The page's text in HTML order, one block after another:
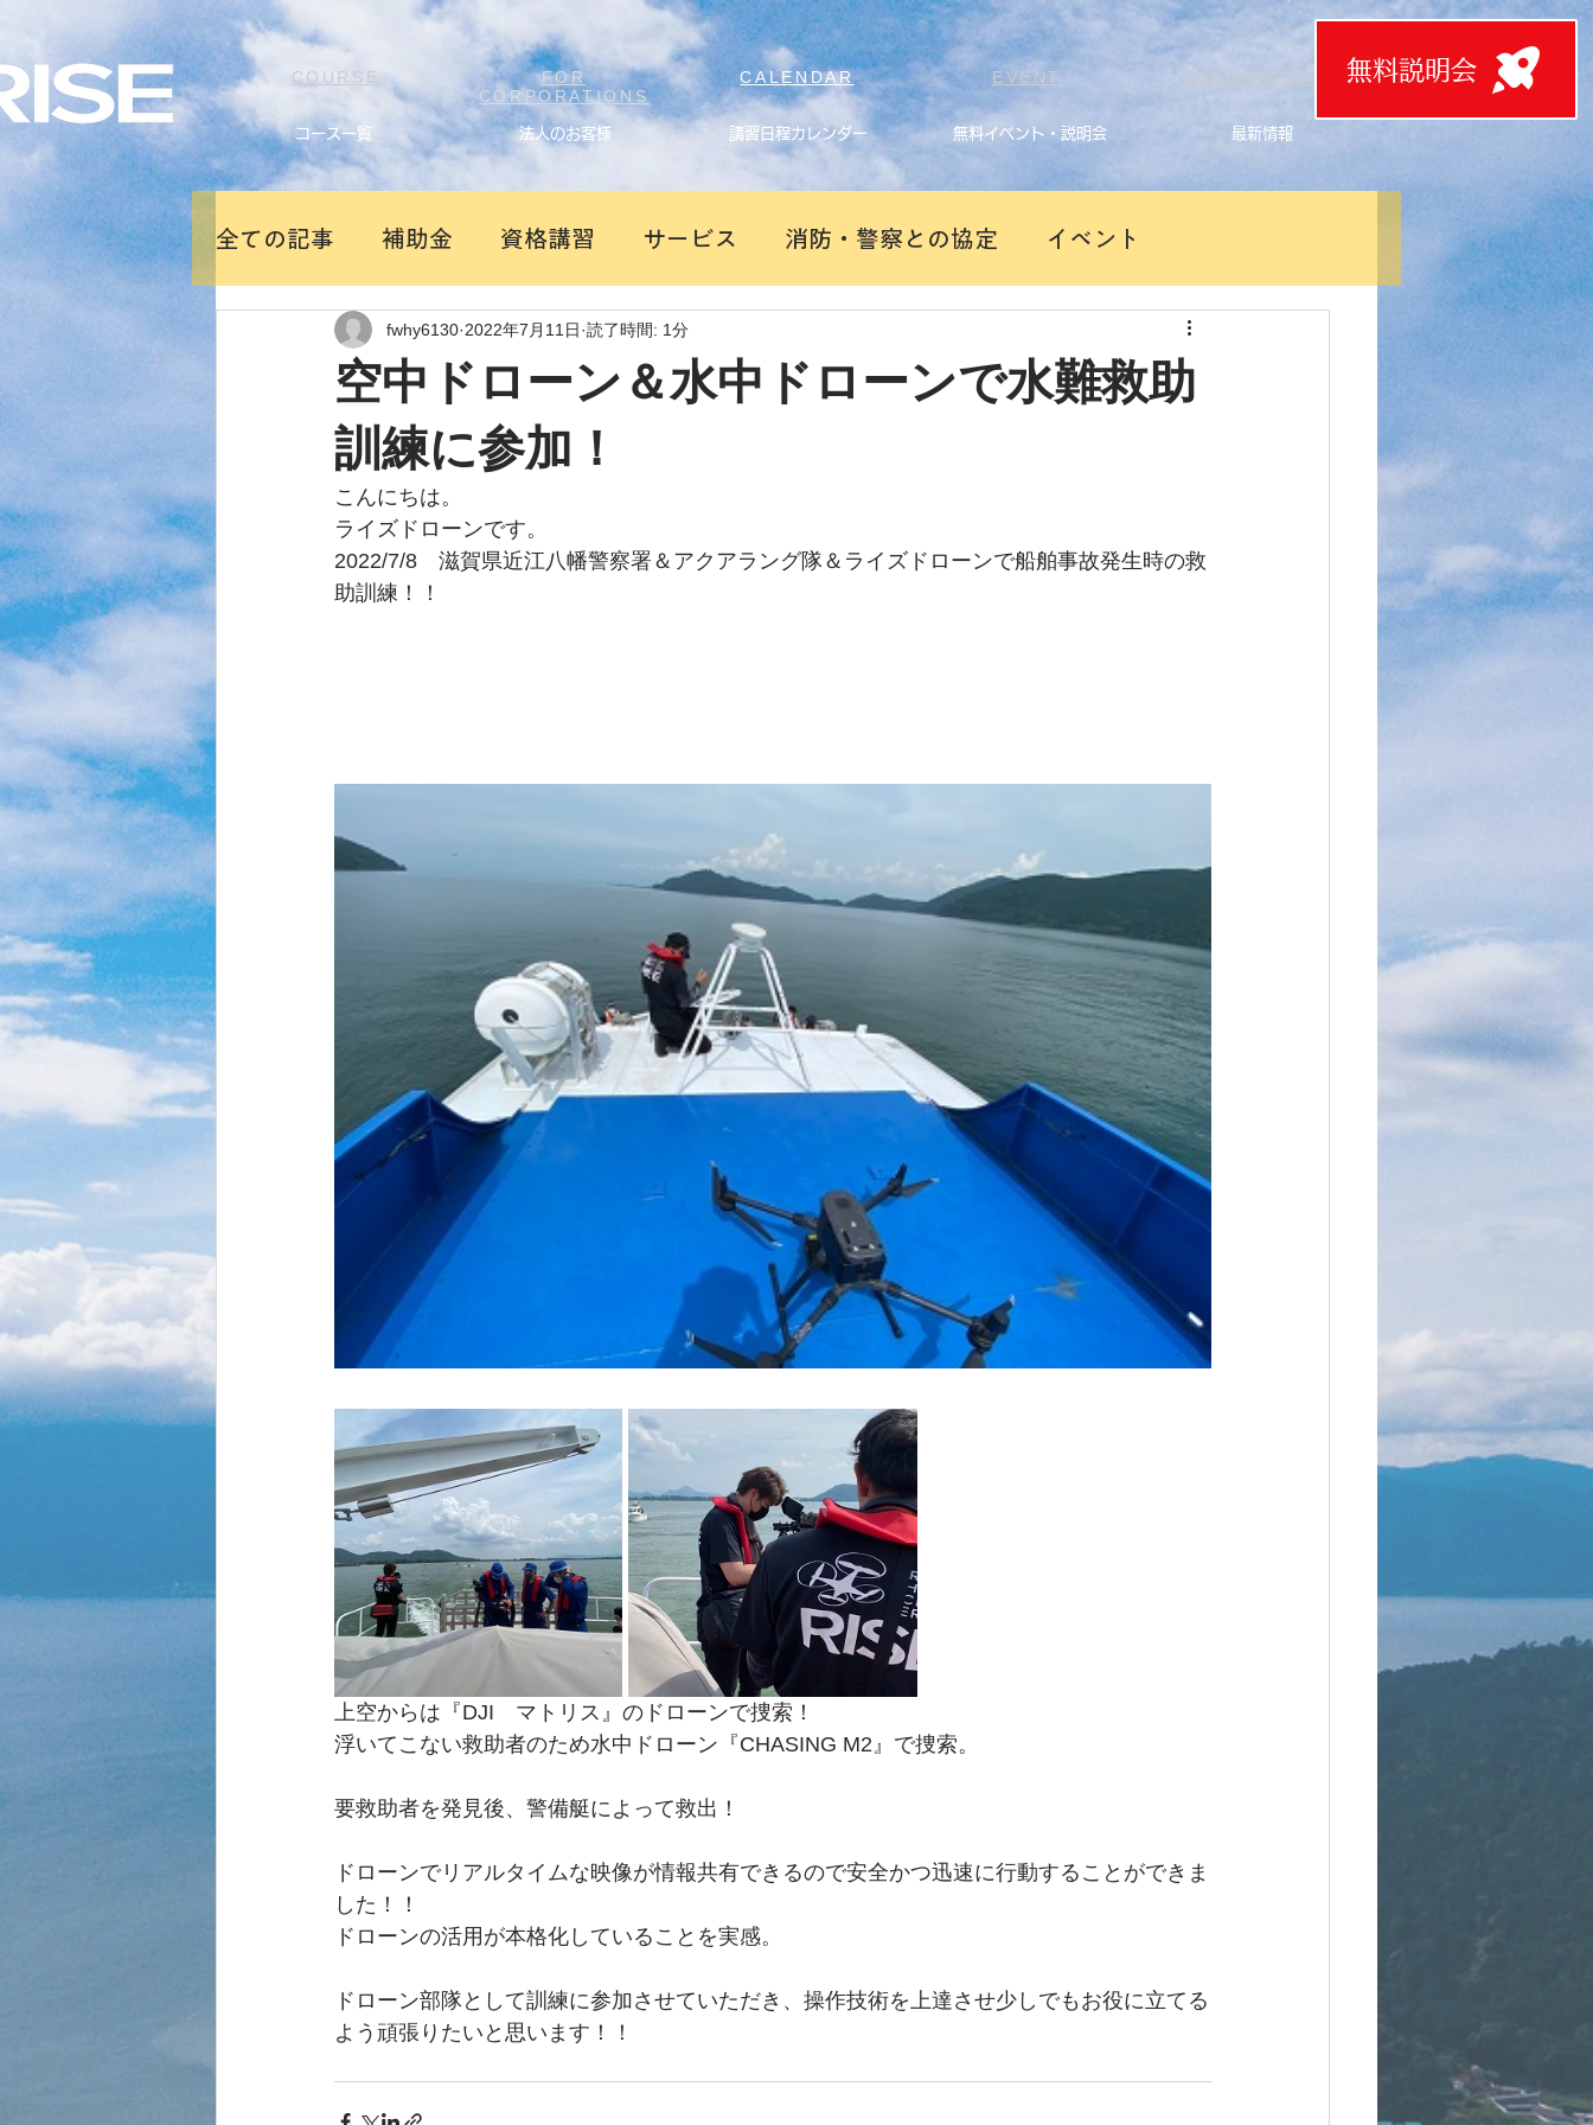
無料説明会
COURSE
FOR
CORPORATIONS
CALENDAR EVENT INFOMATION
コース一覧 法人のお客様 講習日程カレンダー 無料イベント・説明会 最新情報
全ての記事 補助金 資格講習 サービス 消防・警察との協定 イベント
新製品ドローン
空中ドローン＆水中ドローンで水難救助
訓練に参加！
fwhy6130 2022年7月11日 読了時間: 1分
こんにちは。
ライズドローンです。
2022/7/8　滋賀県近江八幡警察署＆アクアラング隊＆ライズドローンで船舶事故発生時の救
助訓練！！
上空からは『DJI　マトリス』のドローンで捜索！
浮いてこない救助者のため水中ドローン『CHASING M2』で捜索。
要救助者を発見後、警備艇によって救出！
ドローンでリアルタイムな映像が情報共有できるので安全かつ迅速に行動することができま
した！！
ドローンの活用が本格化していることを実感。
ドローン部隊として訓練に参加させていただき、操作技術を上達させ少しでもお役に立てる
よう頑張りたいと思います！！